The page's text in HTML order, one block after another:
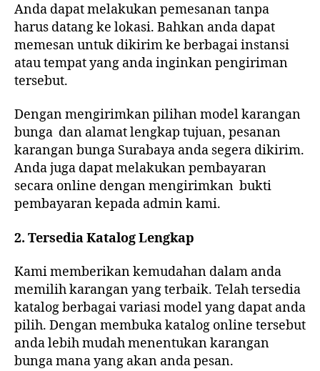
Anda dapat melakukan pemesanan tanpa
harus datang ke lokasi. Bahkan anda dapat
memesan untuk dikirim ke berbagai instansi
atau tempat yang anda inginkan pengiriman
tersebut.
Dengan mengirimkan pilihan model karangan
bunga dan alamat lengkap tujuan, pesanan
karangan bunga Surabaya anda segera dikirim.
Anda juga dapat melakukan pembayaran
secara online dengan mengirimkan bukti
pembayaran kepada admin kami.
2. Tersedia Katalog Lengkap
Kami memberikan kemudahan dalam anda
memilih karangan yang terbaik. Telah tersedia
katalog berbagai variasi model yang dapat anda
pilih. Dengan membuka katalog online tersebut
anda lebih mudah menentukan karangan
bunga mana yang akan anda pesan.